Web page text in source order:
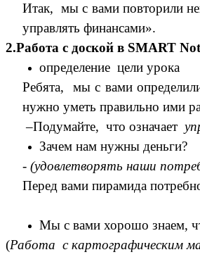
Итак, мы с вами повторили
управлять финансами».
2.Работа с доской в SMART
определение цели урока
Ребята, мы с вами
нужно уметь правильно ими
–Подумайте, что означает
Зачем нам нужны деньги?
- (удовлетворять наши
Перед вами пирамида
Мы с вами хорошо знаем,
(Работа с картографическим